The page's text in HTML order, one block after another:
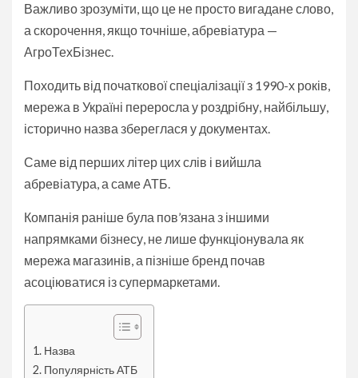
Важливо зрозуміти, що це не просто вигадане слово,
а скорочення, якщо точніше, абревіатура —
АгроТехБізнес.
Походить від початкової спеціалізації з 1990-х років,
мережа в Україні переросла у роздрібну, найбільшу,
історично назва збереглася у документах.
Саме від перших літер цих слів і вийшла
абревіатура, а саме АТБ.
Компанія раніше була пов’язана з іншими
напрямками бізнесу, не лише функціонувала як
мережа магазинів, а пізніше бренд почав
асоціюватися із супермаркетами.
Назва
Популярність АТБ